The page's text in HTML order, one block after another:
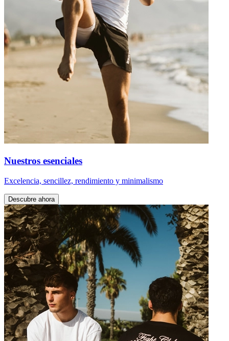
Nuestros esenciales
Excelencia, sencillez, rendimiento y minimalismo
Descubre ahora